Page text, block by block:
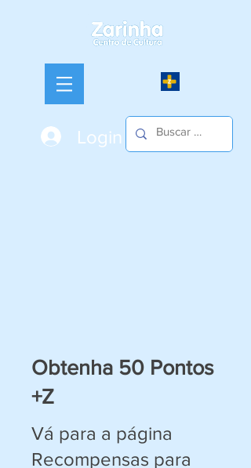
Login
Obtenha 50 Pontos
+Z
Vá para a página
Recompensas para